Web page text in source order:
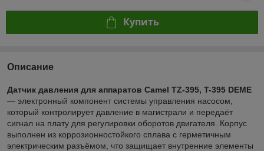
Купить
Описание
Датчик давления для аппаратов Camel TZ-395, T-395 DEME
— электронный компонент системы управления насосом,
который контролирует давление в магистрали и передаёт
сигнал на плату для регулировки оборотов двигателя. Корпус
выполнен из коррозионностойкого сплава с герметичным
электрическим разъёмом, что защищает внутренние элементы